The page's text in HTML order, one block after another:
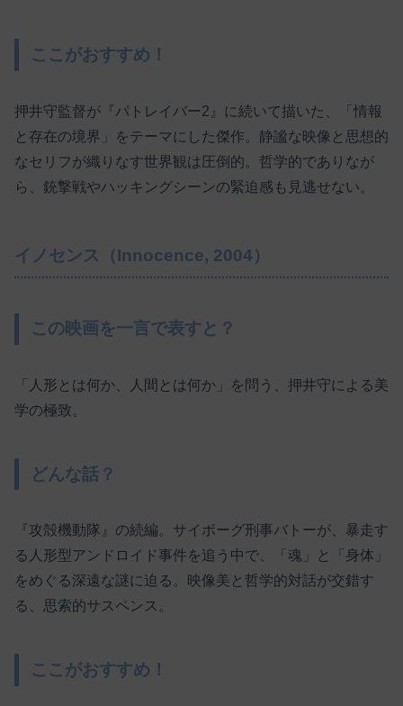
ここがおすすめ！
押井守監督が『パトレイバー2』に続いて描いた、「情報
と存在の境界」をテーマにした傑作。静謐な映像と思想的
なセリフが織りなす世界観は圧倒的。哲学的でありなが
ら、銃撃戦やハッキングシーンの緊迫感も見逃せない。
イノセンス（Innocence, 2004）
この映画を一言で表すと？
「人形とは何か、人間とは何か」を問う、押井守による美
学の極致。
どんな話？
『攻殻機動隊』の続編。サイボーグ刑事バトーが、暴走す
る人形型アンドロイド事件を追う中で、「魂」と「身体」
をめぐる深遠な謎に迫る。映像美と哲学的対話が交錯す
る、思索的サスペンス。
ここがおすすめ！